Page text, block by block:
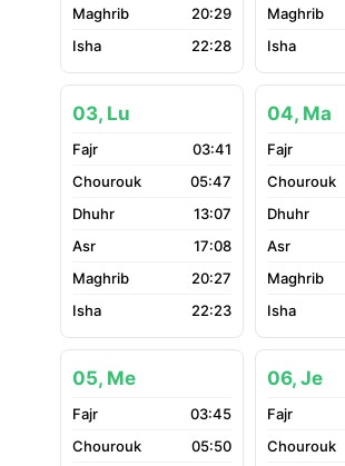
20:29
22:28
03, Lu
03:41
05:47
13:07
17:08
20:27
22:23
04, Ma
05, Me
03:45
05:50
06, Je